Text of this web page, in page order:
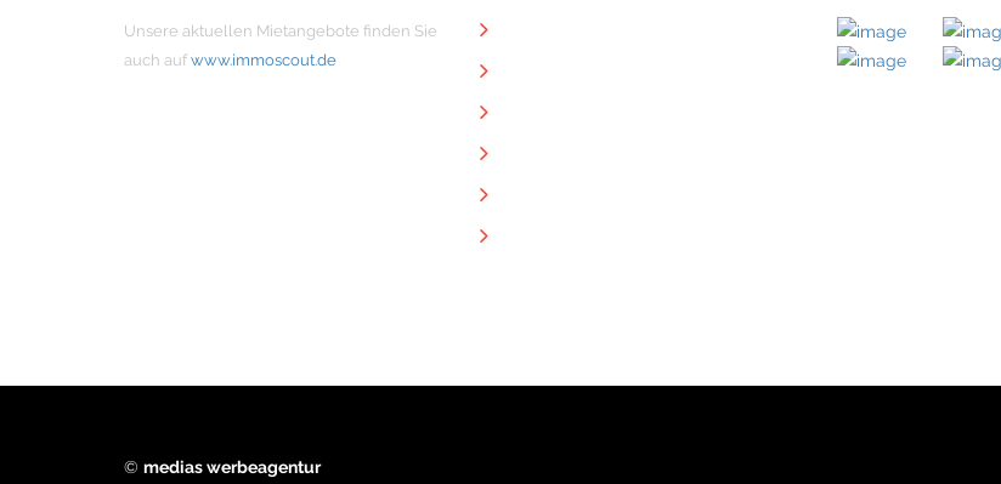
Unsere aktuellen Mietangebote finden Sie
auch auf www.immoscout.de
© medias werbeagentur